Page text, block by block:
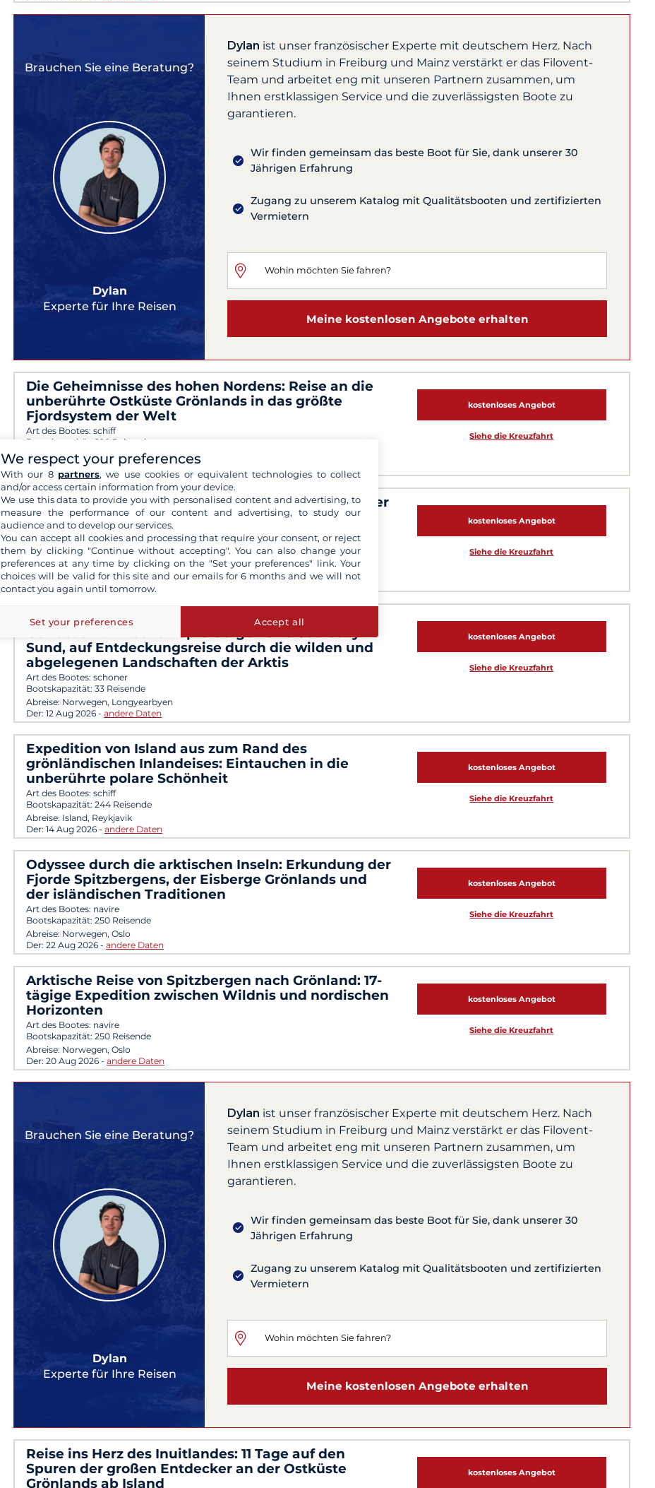
Brauchen Sie eine Beratung?
Dylan
Experte für Ihre Reisen
Dylan ist unser französischer Experte mit deutschem Herz. Nach
seinem Studium in Freiburg und Mainz verstärkt er das Filovent-
Team und arbeitet eng mit unseren Partnern zusammen, um
Ihnen erstklassigen Service und die zuverlässigsten Boote zu
garantieren.
Wir finden gemeinsam das beste Boot für Sie, dank unserer 30
Jährigen Erfahrung
Zugang zu unserem Katalog mit Qualitätsbooten und zertifizierten
Vermietern
Meine kostenlosen Angebote erhalten
Die Geheimnisse des hohen Nordens: Reise an die
unberührte Ostküste Grönlands in das größte
Fjordsystem der Welt
Art des Bootes: schiff
Bootskapazität: 220 Reisende
Abreise: Island, Reykjavik
Der:31 Aug 2026 andere Daten
kostenloses Angebot
Siehe die Kreuzfahrt
Polarexpedition in Grönland: 12 Tage zwischen rauer
Natur, Eisbergen und arktischem Leben, von
Keflavik bis Longyearbyen
Art des Bootes:expeditionsschiff
Bootskapazität: 98 Reisende
Abreise:
Island, Keflavik
Der: 14 Aug 2026 - andere Daten
kostenloses Angebot
Siehe die Kreuzfahrt
20-tägige Segelkreuzfahrt in den nordischen
Gewässern: zwischen Spitzbergen und Scoresby
Sund, auf Entdeckungsreise durch die wilden und
abgelegenen Landschaften der Arktis
Art des Bootes: schoner
Bootskapazität: 33 Reisende
Abreise: Norwegen, Longyearbyen
Der: 12 Aug 2026 - andere Daten
kostenloses Angebot
Siehe die Kreuzfahrt
Expedition von Island aus zum Rand des
grönländischen Inlandeises: Eintauchen in die
unberührte polare Schönheit
Art des Bootes: schiff
Bootskapazität: 244 Reisende
Abreise: Island, Reykjavik
Der: 14 Aug 2026 - andere Daten
kostenloses Angebot
Siehe die Kreuzfahrt
Odyssee durch die arktischen Inseln: Erkundung der
Fjorde Spitzbergens, der Eisberge Grönlands und
der isländischen Traditionen
Art des Bootes: navire
Bootskapazität: 250 Reisende
Abreise: Norwegen, Oslo
Der: 22 Aug 2026 - andere Daten
kostenloses Angebot
Siehe die Kreuzfahrt
Arktische Reise von Spitzbergen nach Grönland: 17-
tägige Expedition zwischen Wildnis und nordischen
Horizonten
Art des Bootes: navire
Bootskapazität: 250 Reisende
Abreise: Norwegen, Oslo
Der: 20 Aug 2026 - andere Daten
kostenloses Angebot
Siehe die Kreuzfahrt
Brauchen Sie eine Beratung?
Dylan
Experte für Ihre Reisen
Dylan ist unser französischer Experte mit deutschem Herz. Nach
seinem Studium in Freiburg und Mainz verstärkt er das Filovent-
Team und arbeitet eng mit unseren Partnern zusammen, um
Ihnen erstklassigen Service und die zuverlässigsten Boote zu
garantieren.
Wir finden gemeinsam das beste Boot für Sie, dank unserer 30
Jährigen Erfahrung
Zugang zu unserem Katalog mit Qualitätsbooten und zertifizierten
Vermietern
Meine kostenlosen Angebote erhalten
Reise ins Herz des Inuitlandes: 11 Tage auf den
Spuren der großen Entdecker an der Ostküste
Grönlands ab Island
kostenloses Angebot
We respect your preferences
With our 8 partners, we use cookies or equivalent technologies to collect
and/or access certain information from your device.
We use this data to provide you with personalised content and advertising, to
measure the performance of our content and advertising, to study our
audience and to develop our services.
You can accept all cookies and processing that require your consent, or reject
them by clicking "Continue without accepting". You can also change your
preferences at any time by clicking on the "Set your preferences" link. Your
choices will be valid for this site and our emails for 6 months and we will not
contact you again until tomorrow.
Set your preferences Accept all